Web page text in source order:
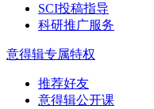
SCI投稿指导
科研推广服务
意得辑专属特权
推荐好友
意得辑公开课